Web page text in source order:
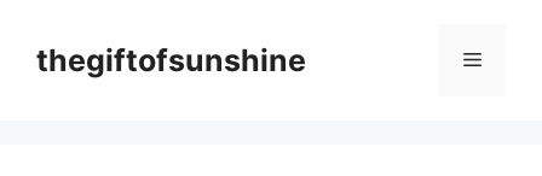
thegiftofsunshine 메